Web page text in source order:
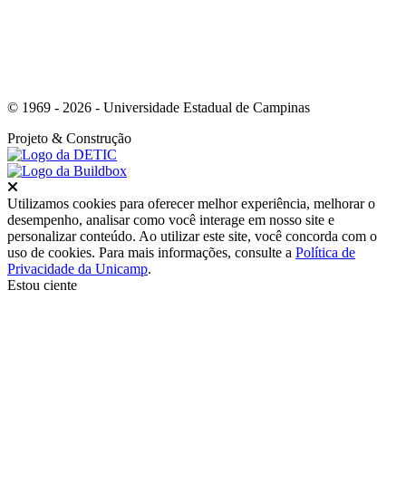
© 1969 - 2026 - Universidade Estadual de Campinas
Projeto & Construção
Utilizamos cookies para oferecer melhor experiência, melhorar o
desempenho, analisar como você interage em nosso site e
personalizar conteúdo. Ao utilizar este site, você concorda com o
uso de cookies. Para mais informações, consulte a Política de
Privacidade da Unicamp.
Estou ciente